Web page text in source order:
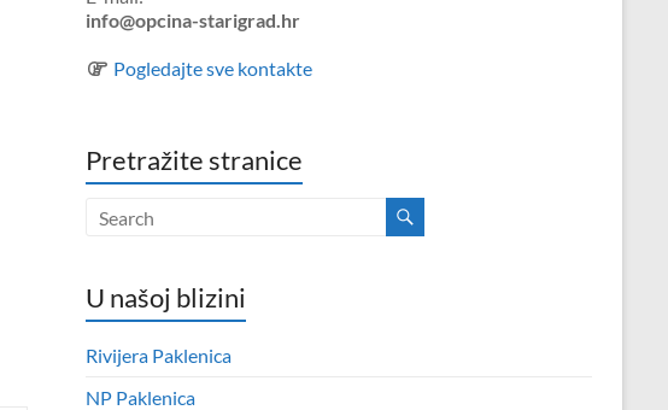
info@opcina-starigrad.hr
Pogledajte sve kontakte
Pretražite stranice
U našoj blizini
Rivijera Paklenica
NP Paklenica